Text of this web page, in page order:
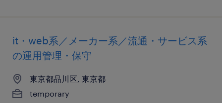
it・web系／メーカー系／流通・サービス系
の運用管理・保守
東京都品川区, 東京都
temporary